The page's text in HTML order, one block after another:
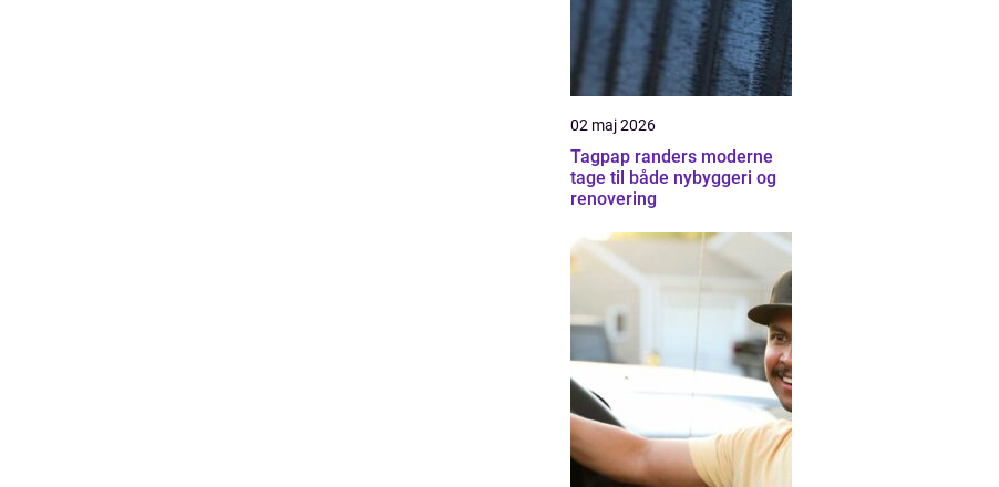
02 maj 2026
Tagpap randers moderne
tage til både nybyggeri og
renovering